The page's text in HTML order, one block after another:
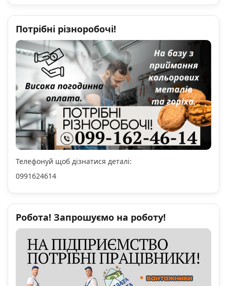
Потрібні різноробочі!
Телефонуй щоб дізнатися деталі:
0991624614
Робота! Запрошуємо на роботу!